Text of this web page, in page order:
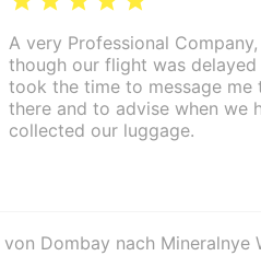
A very Professional Company,
though our flight was
took the time to message me
there and to advise when we
collected our luggage.
Dombay nach Mineralnye